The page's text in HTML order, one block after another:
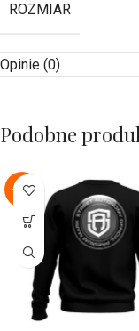
ROZMIAR
Opinie (0)
Podobne
-22%